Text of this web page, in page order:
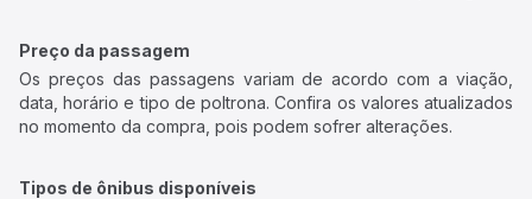
Preço da passagem
Os preços das passagens variam de acordo com a viação,
data, horário e tipo de poltrona. Confira os valores atualizados
no momento da compra, pois podem sofrer alterações.
Tipos de ônibus disponíveis